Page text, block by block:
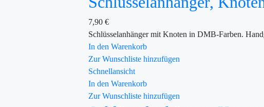
7,90 €
Schlüsselanhänger mit Knoten in DMB-Farben.
In den Warenkorb
Zur Wunschliste hinzufügen
Schnellansicht
In den Warenkorb
Zur Wunschliste hinzufügen